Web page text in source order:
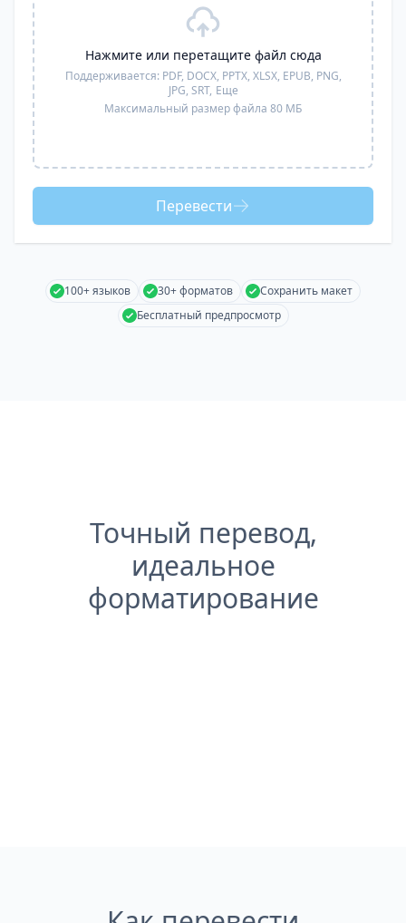
Нажмите или перетащите файл сюда
Поддерживается: PDF, DOCX, PPTX, XLSX, EPUB, PNG,
JPG, SRT, Еще
Максимальный размер файла 80 МБ
Перевести
100+ языков 30+ форматов
Сохранить макет
Бесплатный предпросмотр
Точный перевод,
идеальное
форматирование